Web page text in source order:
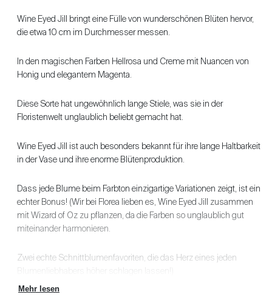
Wine Eyed Jill bringt eine Fülle von wunderschönen Blüten hervor,
die etwa 10 cm im Durchmesser messen.
In den magischen Farben Hellrosa und Creme mit Nuancen von
Honig und elegantem Magenta.
Diese Sorte hat ungewöhnlich lange Stiele, was sie in der
Floristenwelt unglaublich beliebt gemacht hat.
Wine Eyed Jill ist auch besonders bekannt für ihre lange Haltbarkeit
in der Vase und ihre enorme Blütenproduktion.
Dass jede Blume beim Farbton einzigartige Variationen zeigt, ist ein
echter Bonus! (Wir bei Florea lieben es, Wine Eyed Jill zusammen
mit Wizard of Oz zu pflanzen, da die Farben so unglaublich gut
miteinander harmonieren.
Zwei echte Schnittblumenfavoriten, die das Herz eines jeden
Mehr lesen